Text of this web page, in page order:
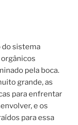
do sistema
pela boca.
grande, as
para enfrentar
e os
para essa